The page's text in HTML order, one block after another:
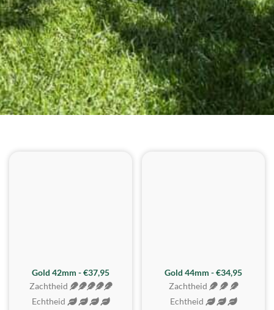
ZACHTSTE
Gold 42mm - €37,95
Zachtheid
Echtheid
Gold 44mm - €34,95
Zachtheid
Echtheid